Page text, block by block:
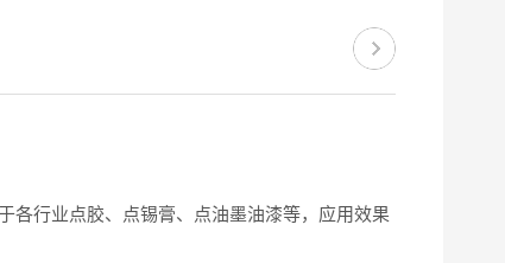
各行业点胶、点锡膏、点油墨油漆等，应用效果